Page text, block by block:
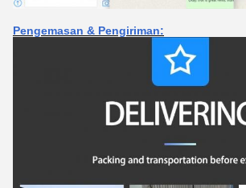
Pengemasan & Pengiriman: